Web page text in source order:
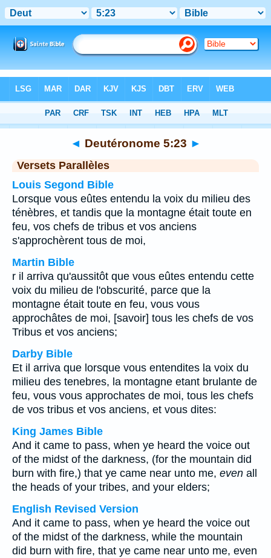
>Chapitre 5 > Verset 23
◄ Deutéronome 5:23 ►
Versets Parallèles
Louis Segond Bible
Lorsque vous eûtes entendu la voix du milieu des
ténèbres, et tandis que la montagne était toute en
feu, vos chefs de tribus et vos anciens
s'approchèrent tous de moi,
Martin Bible
r il arriva qu'aussitôt que vous eûtes entendu cette
voix du milieu de l'obscurité, parce que la
montagne était toute en feu, vous vous
approchâtes de moi, [savoir] tous les chefs de vos
Tribus et vos anciens;
Darby Bible
Et il arriva que lorsque vous entendites la voix du
milieu des tenebres, la montagne etant brulante de
feu, vous vous approchates de moi, tous les chefs
de vos tribus et vos anciens, et vous dites:
King James Bible
And it came to pass, when ye heard the voice out
of the midst of the darkness, (for the mountain did
burn with fire,) that ye came near unto me, even all
the heads of your tribes, and your elders;
English Revised Version
And it came to pass, when ye heard the voice out
of the midst of the darkness, while the mountain
did burn with fire, that ye came near unto me, even